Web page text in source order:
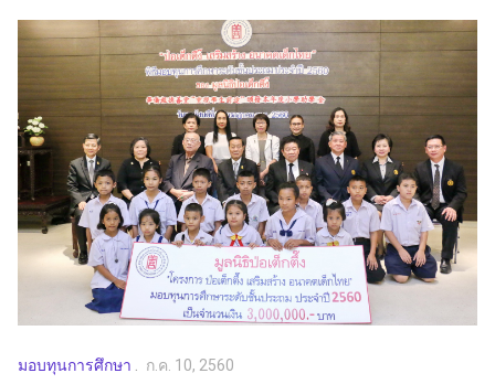
มอบทุนการศึกษา
ก.ค. 10, 2560